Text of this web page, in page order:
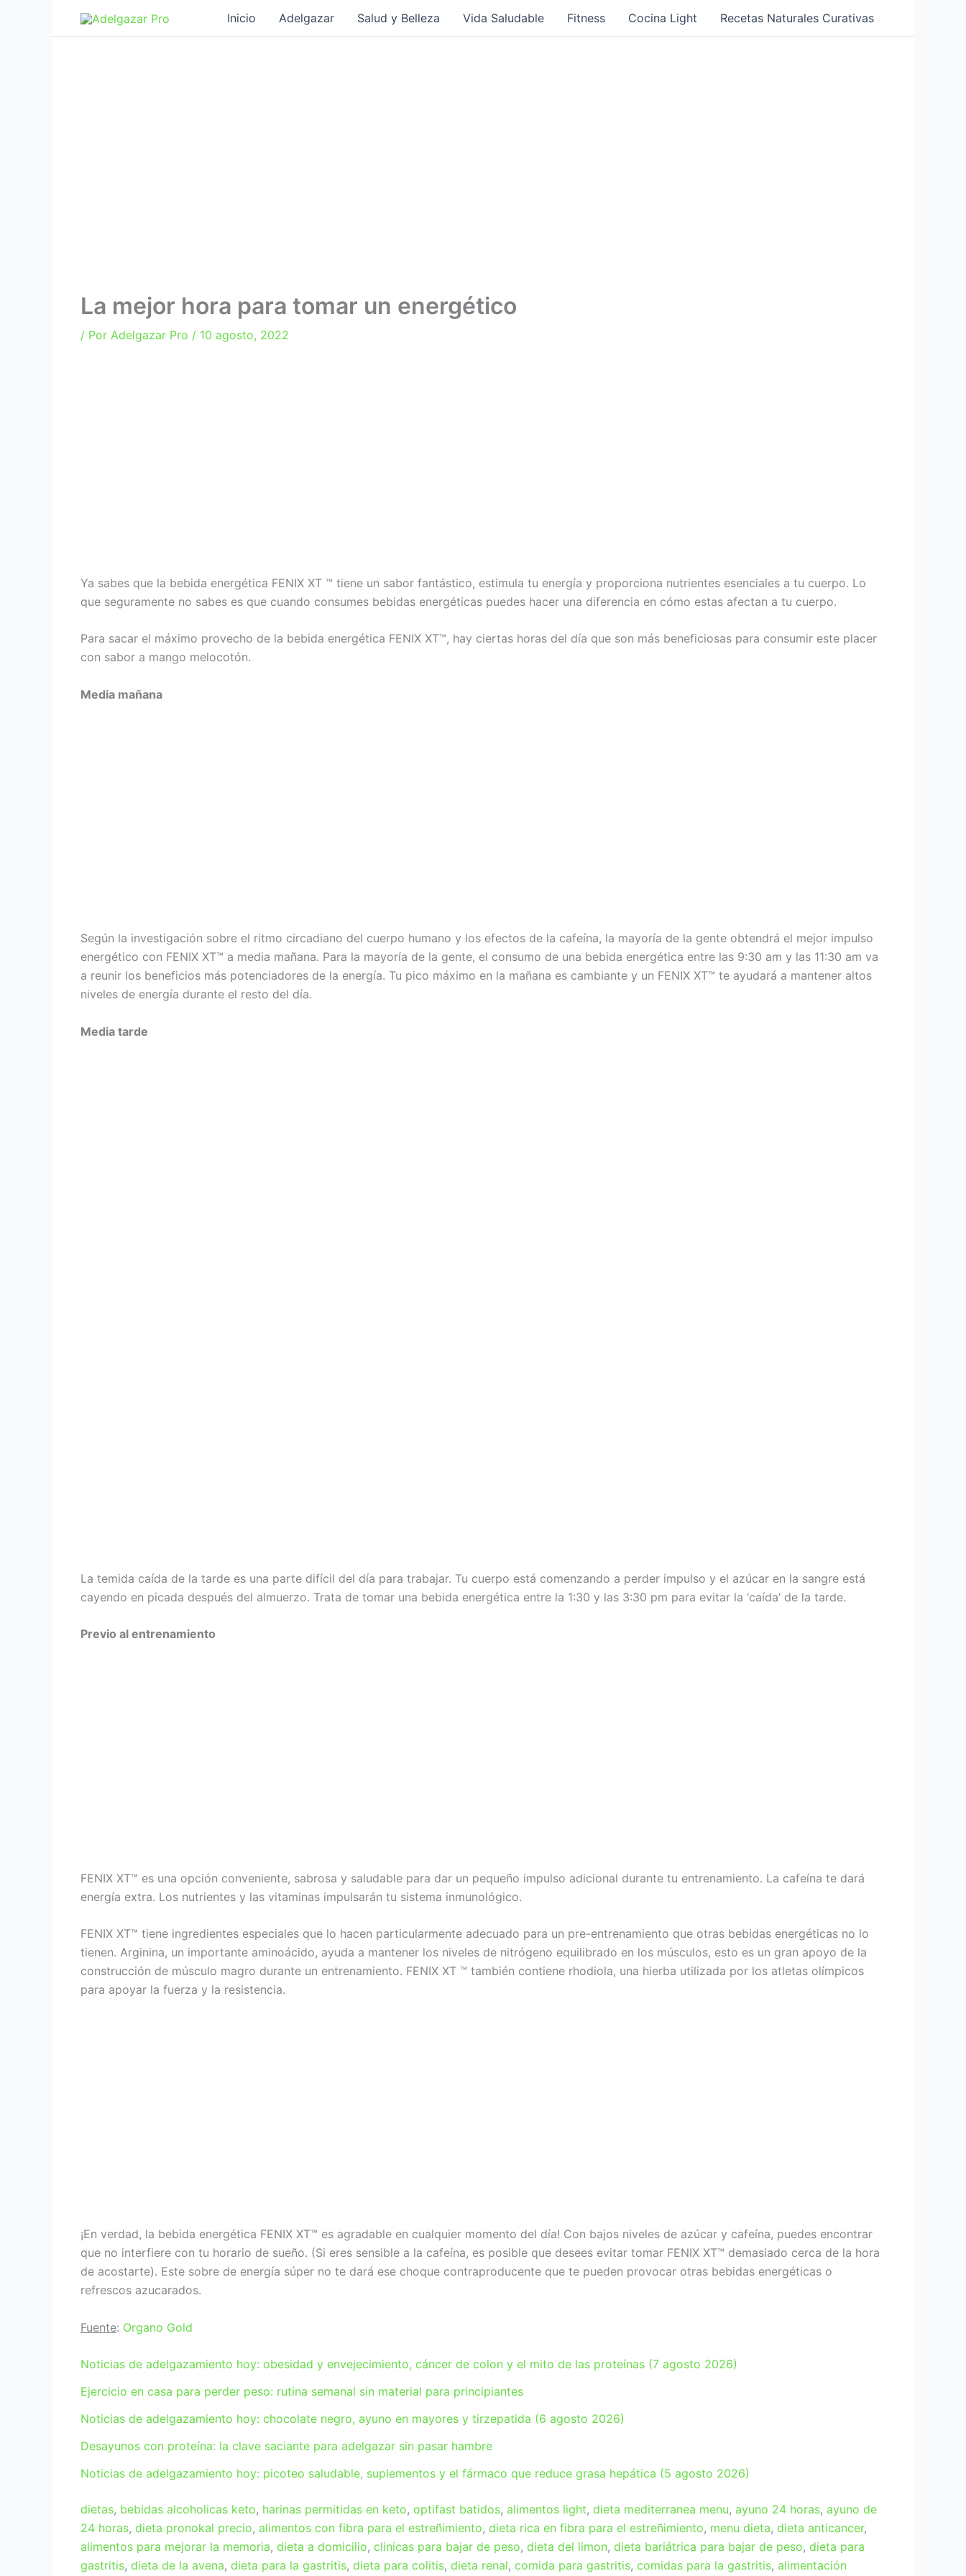
Inicio Adelgazar Salud y Belleza Vida Saludable Fitness Cocina Light Recetas Naturales Curativas
La mejor hora para tomar un energético
/ Por Adelgazar Pro / 10 agosto, 2022
Ya sabes que la bebida energética FENIX XT ™ tiene un sabor fantástico, estimula tu energía y proporciona nutrientes esenciales a tu cuerpo. Lo
que seguramente no sabes es que cuando consumes bebidas energéticas puedes hacer una diferencia en cómo estas afectan a tu cuerpo.
Para sacar el máximo provecho de la bebida energética FENIX XT™, hay ciertas horas del día que son más beneficiosas para consumir este placer
con sabor a mango melocotón.
Media mañana
Según la investigación sobre el ritmo circadiano del cuerpo humano y los efectos de la cafeína, la mayoría de la gente obtendrá el mejor impulso
energético con FENIX XT™ a media mañana. Para la mayoría de la gente, el consumo de una bebida energética entre las 9:30 am y las 11:30 am va
a reunir los beneficios más potenciadores de la energía. Tu pico máximo en la mañana es cambiante y un FENIX XT™ te ayudará a mantener altos
niveles de energía durante el resto del día.
Media tarde
La temida caída de la tarde es una parte difícil del día para trabajar. Tu cuerpo está comenzando a perder impulso y el azúcar en la sangre está
cayendo en picada después del almuerzo. Trata de tomar una bebida energética entre la 1:30 y las 3:30 pm para evitar la ‘caída’ de la tarde.
Previo al entrenamiento
FENIX XT™ es una opción conveniente, sabrosa y saludable para dar un pequeño impulso adicional durante tu entrenamiento. La cafeína te dará
energía extra. Los nutrientes y las vitaminas impulsarán tu sistema inmunológico.
FENIX XT™ tiene ingredientes especiales que lo hacen particularmente adecuado para un pre-entrenamiento que otras bebidas energéticas no lo
tienen. Arginina, un importante aminoácido, ayuda a mantener los niveles de nitrógeno equilibrado en los músculos, esto es un gran apoyo de la
construcción de músculo magro durante un entrenamiento. FENIX XT ™ también contiene rhodiola, una hierba utilizada por los atletas olímpicos
para apoyar la fuerza y la resistencia.
¡En verdad, la bebida energética FENIX XT™ es agradable en cualquier momento del día! Con bajos niveles de azúcar y cafeína, puedes encontrar
que no interfiere con tu horario de sueño. (Si eres sensible a la cafeína, es posible que desees evitar tomar FENIX XT™ demasiado cerca de la hora
de acostarte). Este sobre de energía súper no te dará ese choque contraproducente que te pueden provocar otras bebidas energéticas o
refrescos azucarados.
Fuente: Organo Gold
Noticias de adelgazamiento hoy: obesidad y envejecimiento, cáncer de colon y el mito de las proteínas (7 agosto 2026)
Ejercicio en casa para perder peso: rutina semanal sin material para principiantes
Noticias de adelgazamiento hoy: chocolate negro, ayuno en mayores y tirzepatida (6 agosto 2026)
Desayunos con proteína: la clave saciante para adelgazar sin pasar hambre
Noticias de adelgazamiento hoy: picoteo saludable, suplementos y el fármaco que reduce grasa hepática (5 agosto 2026)
dietas, bebidas alcoholicas keto, harinas permitidas en keto, optifast batidos, alimentos light, dieta mediterranea menu, ayuno 24 horas, ayuno de
24 horas, dieta pronokal precio, alimentos con fibra para el estreñimiento, dieta rica en fibra para el estreñimiento, menu dieta, dieta anticancer,
alimentos para mejorar la memoria, dieta a domicilio, clinicas para bajar de peso, dieta del limon, dieta bariátrica para bajar de peso, dieta para
gastritis, dieta de la avena, dieta para la gastritis, dieta para colitis, dieta renal, comida para gastritis, comidas para la gastritis, alimentación